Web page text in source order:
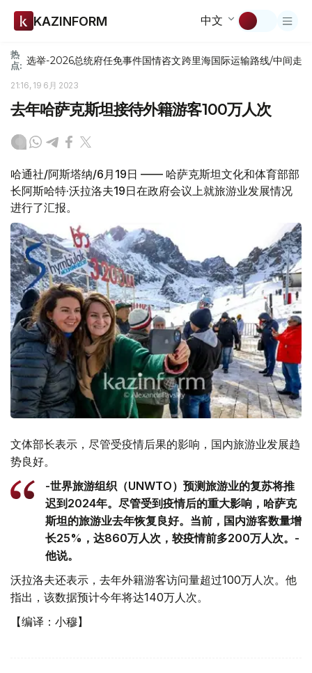
KAZINFORM 中文
热
点: 选举-2026总统府任免事件国情咨文跨里海国际运输路线/中间走廊
21:16, 19 6月 2023
去年哈萨克斯坦接待外籍游客100万人次
哈通社/阿斯塔纳/6月19日 —— 哈萨克斯坦文化和体育部部
长阿斯哈特·沃拉洛夫19日在政府会议上就旅游业发展情况
进行了汇报。
文体部长表示，尽管受疫情后果的影响，国内旅游业发展趋
势良好。
-世界旅游组织（UNWTO）预测旅游业的复苏将推
迟到2024年。尽管受到疫情后的重大影响，哈萨克
斯坦的旅游业去年恢复良好。当前，国内游客数量增
长25%，达860万人次，较疫情前多200万人次。-
他说。
沃拉洛夫还表示，去年外籍游客访问量超过100万人次。他
指出，该数据预计今年将达140万人次。
【编译：小穆】